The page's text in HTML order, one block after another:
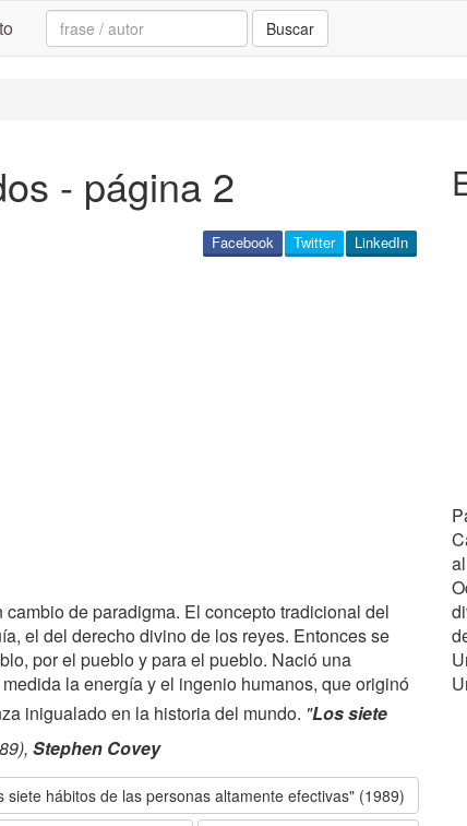
Search: Buscar
- página 2
LinkedIn
Twitter
Facebook
de paradigma. El concepto tradicional del
el del derecho divino de los reyes. Entonces se
por el pueblo y para el pueblo. Nació una
la energía y el ingenio humanos, que originó
inigualado en la historia del mundo. "Los siete
Stephen Covey
siete hábitos de las personas altamente efectivas" (1989)